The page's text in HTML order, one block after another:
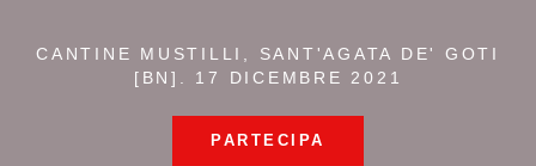
CANTINE MUSTILLI, SANT'AGATA DE' GOTI
[BN]. 17 DICEMBRE 2021
PARTECIPA